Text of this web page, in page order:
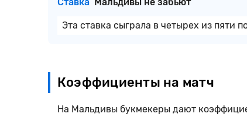
Эта ставка сыграла в четырех из пяти
Коэффициенты на матч
На Мальдивы букмекеры дают